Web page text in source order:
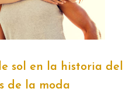
sol en la historia del
de la moda